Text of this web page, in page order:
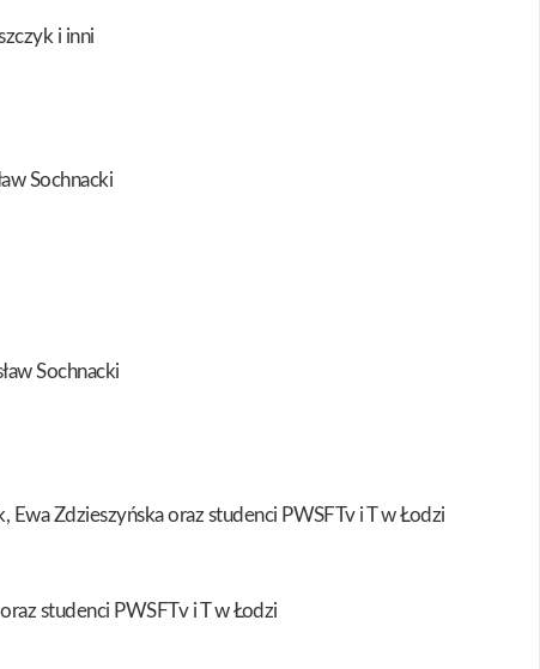
i inni
Sochnacki
Sochnacki
Ewa Zdzieszyńska oraz studenci PWSFTv i T w Łodzi
studenci PWSFTv i T w Łodzi